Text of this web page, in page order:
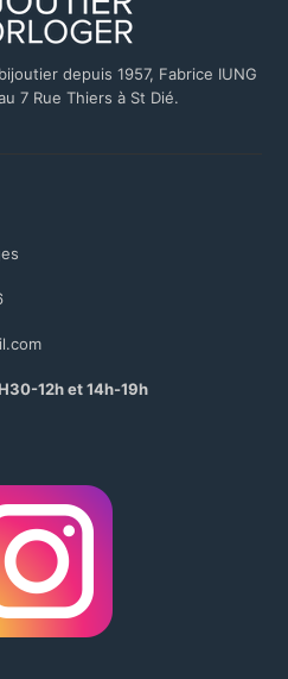
depuis 1957, Fabrice IUNG
7 Rue Thiers à St Dié.
12h et 14h-19h